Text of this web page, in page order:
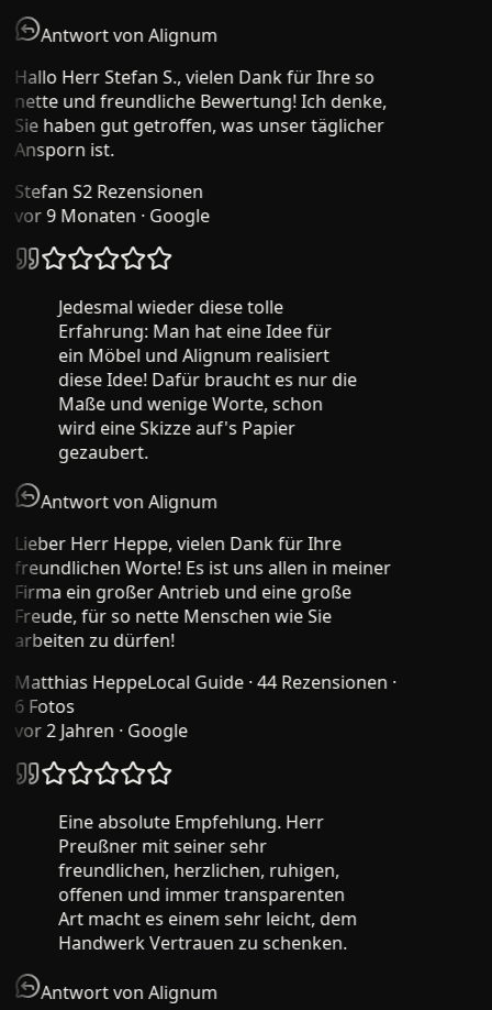
Antwort von Alignum
Hallo Herr Stefan S., vielen Dank für Ihre so
nette und freundliche Bewertung! Ich denke,
Sie haben gut getroffen, was unser täglicher
Ansporn ist.
Stefan S2 Rezensionen
vor 9 Monaten· Google
Jedesmal wieder diese tolle
Erfahrung: Man hat eine Idee für
ein Möbel und Alignum realisiert
diese Idee! Dafür braucht es nur die
Maße und wenige Worte, schon
wird eine Skizze auf's Papier
gezaubert.
Antwort von Alignum
Lieber Herr Heppe, vielen Dank für Ihre
freundlichen Worte! Es ist uns allen in meiner
Firma ein großer Antrieb und eine große
Freude, für so nette Menschen wie Sie
arbeiten zu dürfen!
Matthias HeppeLocal Guide · 44 Rezensionen ·
6 Fotos
vor 2 Jahren· Google
Eine absolute Empfehlung. Herr
Preußner mit seiner sehr
freundlichen, herzlichen, ruhigen,
offenen und immer transparenten
Art macht es einem sehr leicht, dem
Handwerk Vertrauen zu schenken.
Antwort von Alignum